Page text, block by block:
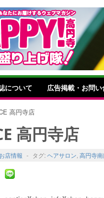
について 広告掲載・お問
高円寺店
高円寺店
お店情報 - タグ:ヘアサロン, 高円寺南